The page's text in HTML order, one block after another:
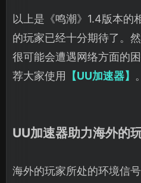
以上是《鸣潮》1.4版本的
的玩家已经十分期待了。
很可能会遭遇网络方面的
荐大家使用
【UU加速器】 。
UU加速器助力海外的
海外的玩家所处的环境信